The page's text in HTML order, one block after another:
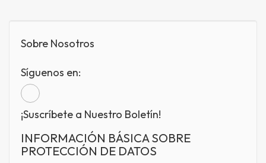
Sobre Nosotros
Síguenos en:
¡Suscríbete a Nuestro Boletín!
INFORMACIÓN BÁSICA SOBRE
PROTECCIÓN DE DATOS